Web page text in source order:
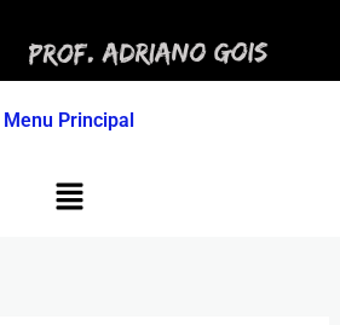
Menu Principal
Menu